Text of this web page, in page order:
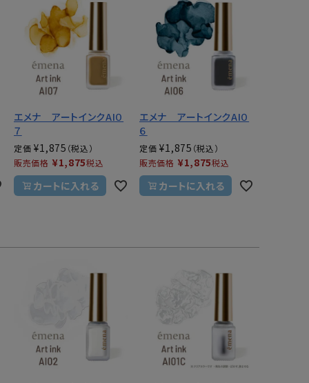
エメナ アートインクAI０
７
定価 ¥1,875
販売価格 ¥1,875税込
カートに入れる
エメナ アートインクAI０
６
定価 ¥1,875
販売価格 ¥1,875税込
カートに入れる